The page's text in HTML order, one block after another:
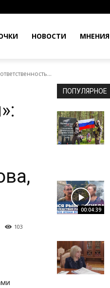
НОВОСТИ МНЕНИЯ
103
ПОПУЛЯРНОЕ
00:04:39